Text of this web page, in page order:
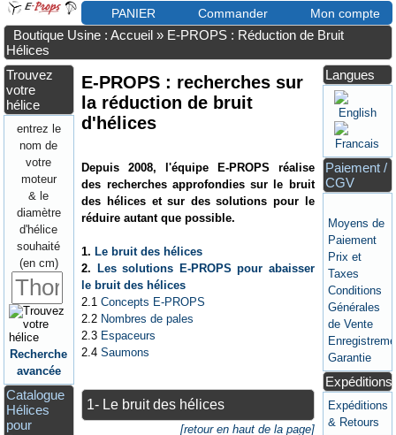
PANIER Commander Mon compte
Boutique Usine : Accueil » E-PROPS : Réduction de Bruit
Hélices
Trouvez
votre
hélice
entrez le
nom de
votre
moteur
& le
diamètre
d'hélice
souhaité
(en cm)
Recherche
avancée
Catalogue
Hélices
pour
E-PROPS : recherches sur
la réduction de bruit
d'hélices
Depuis 2008, l'équipe E-PROPS réalise
des recherches approfondies sur le bruit
des hélices et sur des solutions pour le
réduire autant que possible.
1.Le bruit des hélices
2. Les solutions E-PROPS pour abaisser
le bruit des hélices
2.1Concepts E-PROPS
2.2 Nombres de pales
2.3 Espaceurs
2.4Saumons
1- Le bruit des hélices
[retour en haut de la page]
Langues
Paiement /
CGV
Moyens de
Paiement
Prix et
Taxes
Conditions
Générales
de Vente
Garantie
Expéditions
Expéditions
& Retours